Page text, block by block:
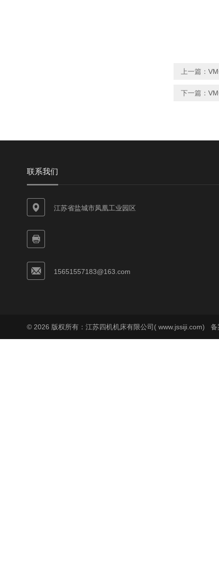
上一篇：
下一篇：
联系我们
江苏省盐城市凤凰工业园区
15651557183@163.com
© 2026 版权所有：江苏四机机床有限公司( www.jssiji.com) 备